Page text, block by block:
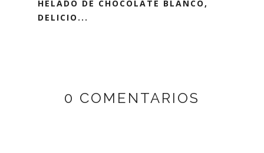
HELADO DE CHOCOLATE BLANCO,
DELICIO...
0 COMENTARIOS